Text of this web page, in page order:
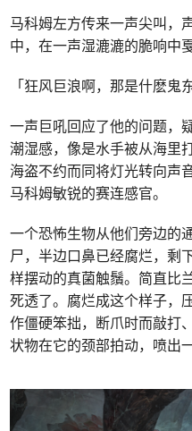
马科姆左方传来一声尖叫，
中，在一声湿漉漉的脆响中
「狂风巨浪啊，那是什麽鬼
一声巨吼回应了他的问题，
潮湿感，像是水手被从海里
海盗不约而同将灯光转向声
马科姆敏锐的赛连感官。
一个恐怖生物从他们旁边的
尸，半边口鼻已经腐烂，剩
样摆动的真菌触鬚。简直比
死透了。腐烂成这个样子，
作僵硬笨拙，断爪时而敲打
状物在它的颈部拍动，喷出